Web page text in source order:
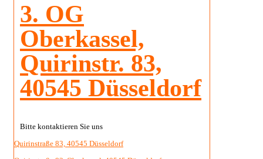
3. OG
Oberkassel,
Quirinstr. 83,
40545 Düsseldorf
Bitte kontaktieren Sie uns
Quirinstraße 83, 40545 Düsseldorf